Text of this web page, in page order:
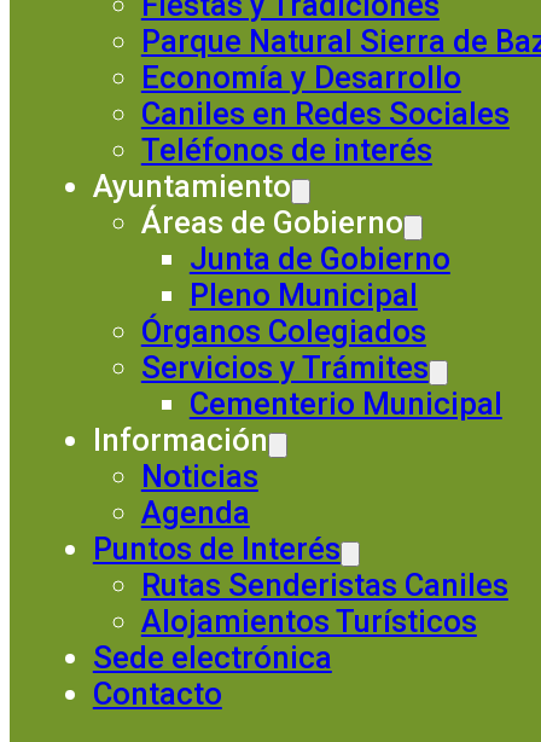
Parque Natural Sierra de
Economía y Desarrollo
Caniles en Redes Sociales
Teléfonos de interés
Ayuntamiento
Áreas de Gobierno
Junta de Gobierno
Pleno Municipal
Órganos Colegiados
Servicios y Trámites
Cementerio Municipal
Información
Noticias
Agenda
Puntos de Interés
Rutas Senderistas Caniles
Alojamientos Turísticos
Sede electrónica
Contacto